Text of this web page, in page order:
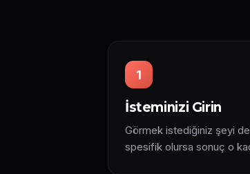
1
İsteminizi Girin
Görmek istediğiniz şeyi
spesifik olursa sonuç o